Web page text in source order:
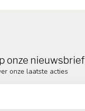
onze nieuwsbrief
onze laatste acties